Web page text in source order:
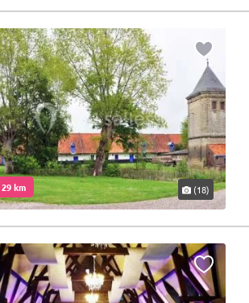
km (18)